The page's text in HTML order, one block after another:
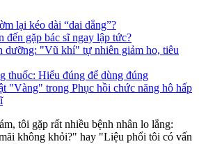
lại kéo dài “dai dẳng”?
đến gặp bác sĩ ngay lập tức?
dưỡng: "Vũ khí" tự nhiên giảm ho, tiêu
thuốc: Hiểu đúng để dùng đúng
"Vàng" trong Phục hồi chức năng hô hấp
tôi gặp rất nhiều bệnh nhân lo lắng:
không khỏi?" hay "Liệu phổi tôi có vấn